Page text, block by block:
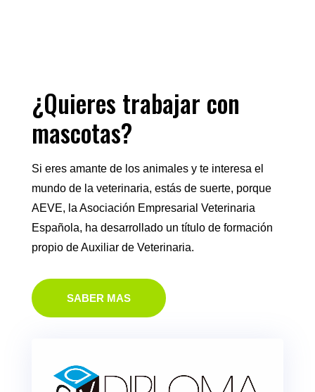
¿Quieres trabajar con
mascotas?
Si eres amante de los animales y te interesa el
mundo de la veterinaria, estás de suerte, porque
AEVE, la Asociación Empresarial Veterinaria
Española, ha desarrollado un título de formación
propio de Auxiliar de Veterinaria.
SABER MAS